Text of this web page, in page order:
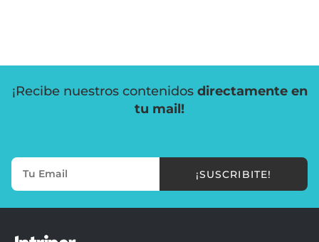
¡Recibe nuestros contenidos directamente en
tu mail!
¡SUSCRIBITE!